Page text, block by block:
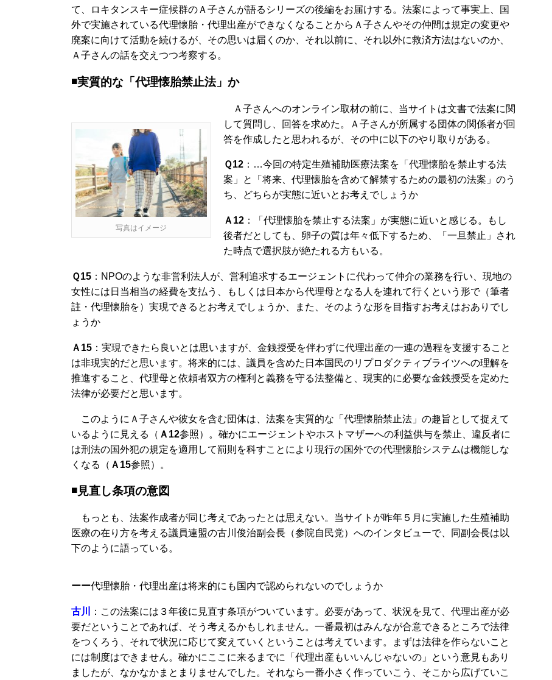
て、ロキタンスキー症候群のＡ子さんが語るシリーズの後編をお届けする。法案によって事実上、国
外で実施されている代理懐胎・代理出産ができなくなることからＡ子さんやその仲間は規定の変更や
廃案に向けて活動を続けるが、その思いは届くのか、それ以前に、それ以外に救済方法はないのか、
Ａ子さんの話を交えつつ考察する。
◾️実質的な「代理懐胎禁止法」か
写真はイメージ
Ａ子さんへのオンライン取材の前に、当サイトは文書で法案に関
して質問し、回答を求めた。Ａ子さんが所属する団体の関係者が回
答を作成したと思われるが、その中に以下のやり取りがある。
Ｑ12 ：…今回の特定生殖補助医療法案を「代理懐胎を禁止する法
案」と「将来、代理懐胎を含めて解禁するための最初の法案」のう
ち、どちらが実態に近いとお考えでしょうか
Ａ12 ：「代理懐胎を禁止する法案」が実態に近いと感じる。もし
後者だとしても、卵子の質は年々低下するため、「一旦禁止」され
た時点で選択肢が絶たれる方もいる。
Ｑ15 ：NPOのような非営利法人が、営利追求するエージェントに代わって仲介の業務を行い、現地の
女性には日当相当の経費を支払う、もしくは日本から代理母となる人を連れて行くという形で（筆者
註・代理懐胎を）実現できるとお考えでしょうか、また、そのような形を目指すお考えはおありでし
ょうか
Ａ15 ：実現できたら良いとは思いますが、金銭授受を伴わずに代理出産の一連の過程を支援すること
は非現実的だと思います。将来的には、議員を含めた日本国民のリプロダクティブライツへの理解を
推進すること、代理母と依頼者双方の権利と義務を守る法整備と、現実的に必要な金銭授受を定めた
法律が必要だと思います。
このようにＡ子さんや彼女を含む団体は、法案を実質的な「代理懐胎禁止法」の趣旨として捉えて
いるように見える（ Ａ12参照）。確かにエージェントやホストマザーへの利益供与を禁止、違反者に
は刑法の国外犯の規定を適用して罰則を科すことにより現行の国外での代理懐胎システムは機能しな
くなる（ Ａ15参照）。
◾️見直し条項の意図
もっとも、法案作成者が同じ考えであったとは思えない。当サイトが昨年５月に実施した生殖補助
医療の在り方を考える議員連盟の古川俊治副会長（参院自民党）へのインタビューで、同副会長は以
下のように語っている。
ーー代理懐胎・代理出産は将来的にも国内で認められないのでしょうか
古川
：この法案には３年後に見直す条項がついています。必要があって、状況を見て、代理出産が必
要だということであれば、そう考えるかもしれません。一番最初はみんなが合意できるところで法律
をつくろう、それで状況に応じて変えていくということは考えています。まずは法律を作らないこと
には制度はできません。確かにここに来るまでに「代理出産もいいんじゃないの」という意見もあり
ましたが、なかなかまとまりませんでした。それなら一番小さく作っていこう、そこから広げていこ